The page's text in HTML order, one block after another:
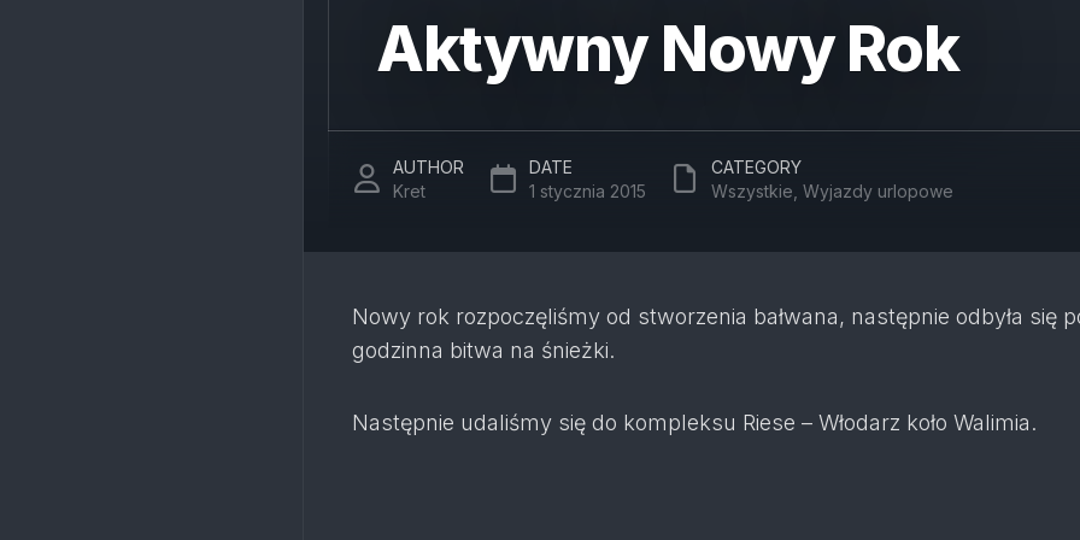
Aktywny Nowy Rok
AUTHOR
Kret
DATE
1 stycznia 2015
CATEGORY
Wszystkie Wyjazdy urlopowe
Nowy rok rozpoczęliśmy od stworzenia bałwana, następnie odbyła się
godzinna bitwa na śnieżki.
Następnie udaliśmy się do kompleksu Riese – Włodarz koło Walimia.